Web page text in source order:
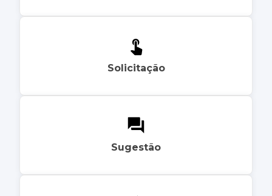
Solicitação
Sugestão